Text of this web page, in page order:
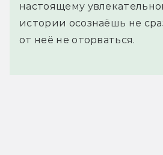
настоящему
истории осознаёшь не
от неё не оторваться.